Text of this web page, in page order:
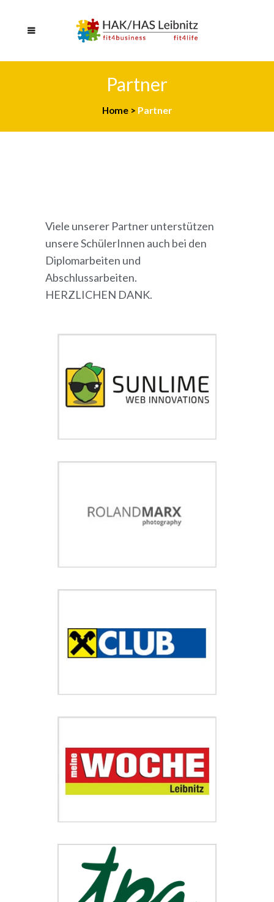
Partner
Home > Partner
Viele unserer Partner unterstützen
unsere SchülerInnen auch bei den
Diplomarbeiten und
Abschlussarbeiten.
HERZLICHEN DANK.